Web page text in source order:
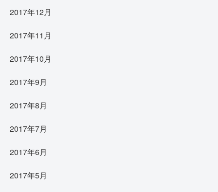
2017年12月
2017年11月
2017年10月
2017年9月
2017年8月
2017年7月
2017年6月
2017年5月